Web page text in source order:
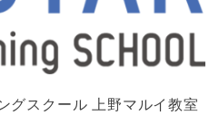
グスクール 上野マルイ教室